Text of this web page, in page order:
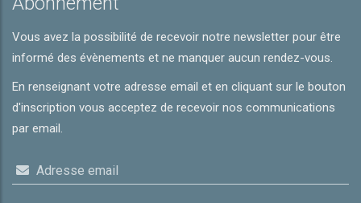
Vous avez la possibilité de recevoir notre newsletter pour être
informé des évènements et ne manquer aucun rendez-vous.
En renseignant votre adresse email et en cliquant sur le bouton
d'inscription vous acceptez de recevoir nos communications
par email.
Adresse email